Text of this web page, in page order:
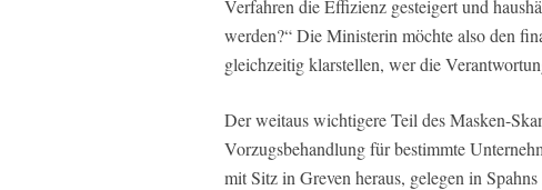
Verfahren die Effizienz gesteigert und
werden?“ Die Ministerin möchte also den
gleichzeitig klarstellen, wer die
Der weitaus wichtigere Teil des Masken-
Vorzugsbehandlung für bestimmte
mit Sitz in Greven heraus, gelegen in